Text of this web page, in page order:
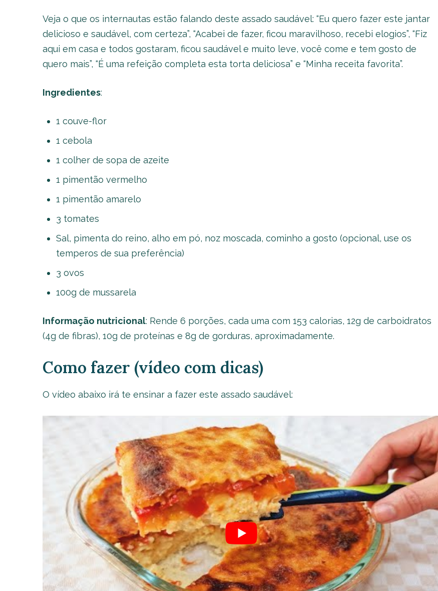
Veja o que os internautas estão falando deste assado saudável: “Eu quero fazer este jantar
delicioso e saudável, com certeza”, “Acabei de fazer, ficou maravilhoso, recebi elogios”, “Fiz
aqui em casa e todos gostaram, ficou saudável e muito leve, você come e tem gosto de
quero mais”, “É uma refeição completa esta torta deliciosa” e “Minha receita favorita”.
Ingredientes:
1 couve-flor
1 cebola
1 colher de sopa de azeite
1 pimentão vermelho
1 pimentão amarelo
3 tomates
Sal, pimenta do reino, alho em pó, noz moscada, cominho a gosto (opcional, use os
temperos de sua preferência)
3 ovos
100g de mussarela
Informação nutricional: Rende 6 porções, cada uma com 153 calorias, 12g de carboidratos
(4g de fibras), 10g de proteínas e 8g de gorduras, aproximadamente.
Como fazer (vídeo com dicas)
O vídeo abaixo irá te ensinar a fazer este assado saudável: